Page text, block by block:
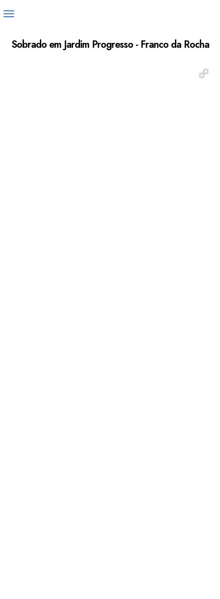
Sobrado em Jardim Progresso - Franco da Rocha